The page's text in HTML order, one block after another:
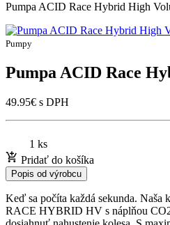
Pumpa ACID Race Hybrid High
Pumpy
Pumpa ACID Race
49.95€ s DPH
1 ks
Pridať do košíka
Popis od výrobcu
Keď sa počíta každá sekunda. Naša
RACE HYBRID HV s náplňou